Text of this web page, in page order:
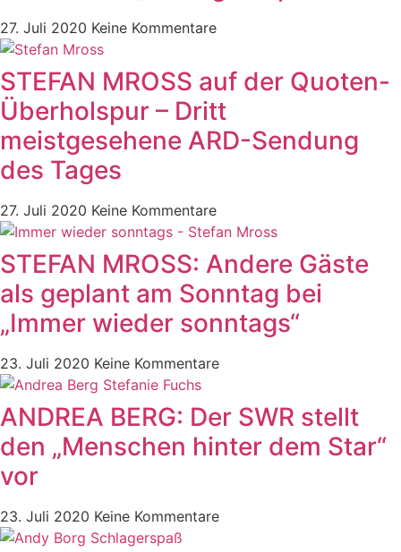
27. Juli 2020 Keine Kommentare
STEFAN MROSS auf der Quoten-
Überholspur – Dritt
meistgesehene ARD-Sendung
des Tages
27. Juli 2020 Keine Kommentare
STEFAN MROSS: Andere Gäste
als geplant am Sonntag bei
„Immer wieder sonntags“
23. Juli 2020 Keine Kommentare
ANDREA BERG: Der SWR stellt
den „Menschen hinter dem Star“
vor
23. Juli 2020 Keine Kommentare